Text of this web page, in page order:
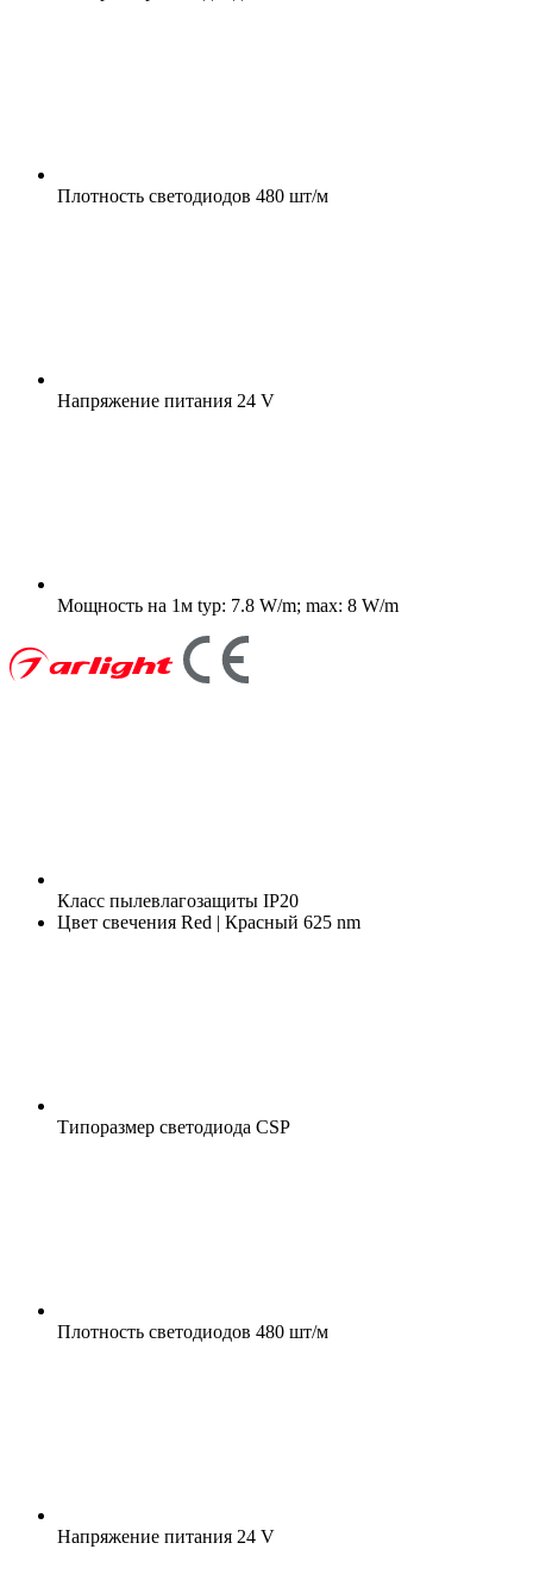
Плотность светодиодов 480 шт/м
Напряжение питания 24 V
Мощность на 1м typ: 7.8 W/m; max: 8 W/m
Класс пылевлагозащиты IP20
Цвет свечения Red | Красный 625 nm
Типоразмер светодиода CSP
Плотность светодиодов 480 шт/м
Напряжение питания 24 V